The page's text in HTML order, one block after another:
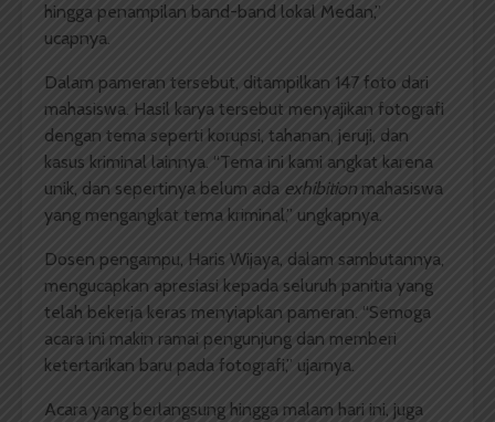
hingga penampilan band-band lokal Medan,”
ucapnya.
Dalam pameran tersebut, ditampilkan 147 foto dari
mahasiswa. Hasil karya tersebut menyajikan fotografi
dengan tema seperti korupsi, tahanan, jeruji, dan
kasus kriminal lainnya. “Tema ini kami angkat karena
unik, dan sepertinya belum ada exhibition mahasiswa
yang mengangkat tema kriminal,” ungkapnya.
Dosen pengampu, Haris Wijaya, dalam sambutannya,
mengucapkan apresiasi kepada seluruh panitia yang
telah bekerja keras menyiapkan pameran. “Semoga
acara ini makin ramai pengunjung dan memberi
ketertarikan baru pada fotografi,” ujarnya.
Acara yang berlangsung hingga malam hari ini, juga